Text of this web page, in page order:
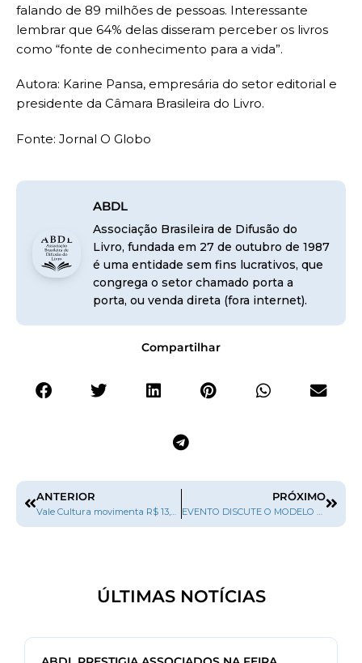
falando de 89 milhões de pessoas. Interessante
lembrar que 64% delas disseram perceber os livros
como “fonte de conhecimento para a vida”.
Autora: Karine Pansa, empresária do setor editorial e
presidente da Câmara Brasileira do Livro.
Fonte: Jornal O Globo
ABDL
Associação Brasileira de Difusão do
Livro, fundada em 27 de outubro de 1987
é uma entidade sem fins lucrativos, que
congrega o setor chamado porta a
porta, ou venda direta (fora internet).
Compartilhar
ANTERIOR
Vale Cultura movimenta R$ 13,7 milhões em vendas
PRÓXIMO
EVENTO DISCUTE O MODELO DE EMPRÉSTIMO DE EBOOKS E O PAPEL DO ESCRITOR
ÚLTIMAS NOTÍCIAS